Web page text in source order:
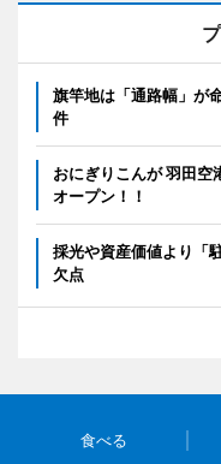
旗竿地は「通路幅」が
件
おにぎりこんが 羽田
オープン！！
採光や資産価値より「
欠点
食べる